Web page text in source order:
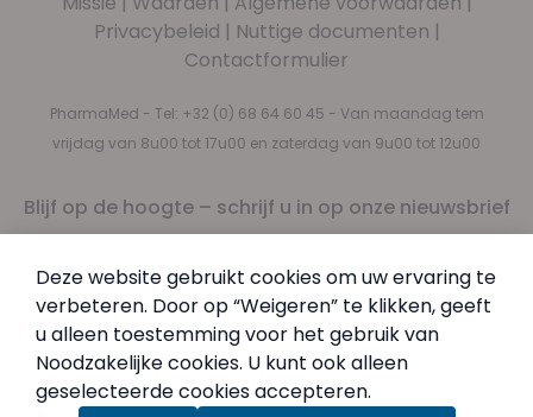
Privacybeleid | Nuttige documenten |
Contactformulier
PharmaMed - Tel: +32 (0) 68 64 60 45 - Van maandag tem
vrijdag van 8u00 tot 17u00 en zaterdag van 9u00 tot 12u00
Blijf op de hoogte – schrijf u in op onze nieuwsbrief
Door in te schrijven, aanvaardt u onsPrivacybeleid
Deze website gebruikt cookies om uw ervaring te
verbeteren. Door op “Weigeren” te klikken, geeft
u alleen toestemming voor het gebruik van
Noodzakelijke cookies. U kunt ook alleen
geselecteerde cookies accepteren.